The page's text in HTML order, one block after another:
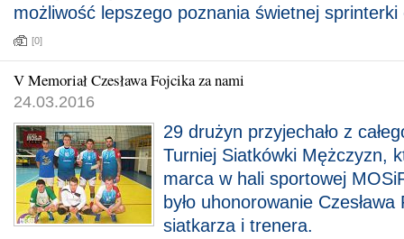
możliwość lepszego poznania świetnej
[0]
V Memoriał Czesława Fojcika za nami
24.03.2016
29 drużyn przyjechało z
Turniej Siatkówki Mężczyzn,
marca w hali sportowej
było uhonorowanie
siatkarza i trenera.